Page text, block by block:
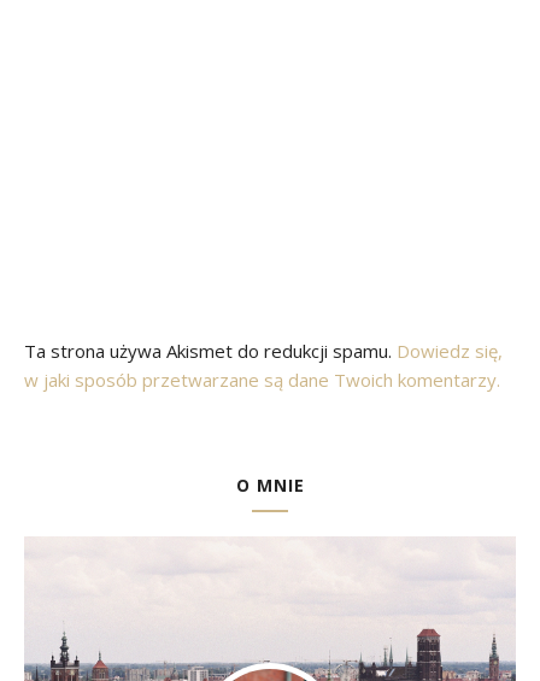
Ta strona używa Akismet do redukcji spamu. Dowiedz się,
w jaki sposób przetwarzane są dane Twoich komentarzy.
O MNIE